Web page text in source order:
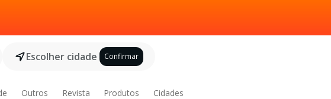
Escolher cidade Confirmar
Outros Revista Produtos Cidades